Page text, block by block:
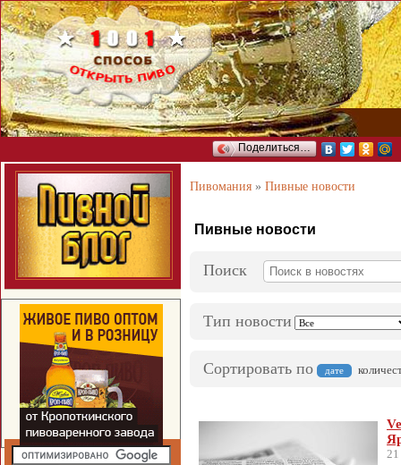
Поделиться…
Пивомания » Пивные новости
Пивные новости
Поиск
Тип новости
Сортировать по дате
21